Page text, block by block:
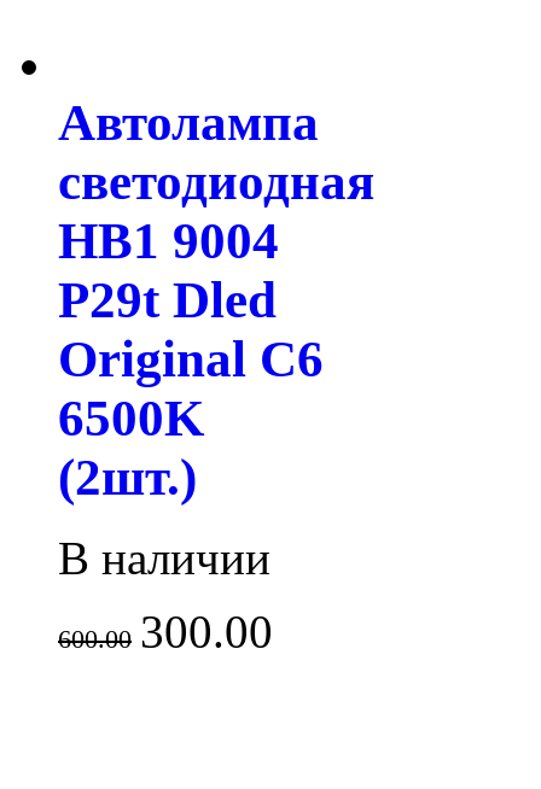
Автолампа
светодиодная
HB1 9004
P29t Dled
Original C6
6500K
(2шт.)
В наличии
600.00 300.00